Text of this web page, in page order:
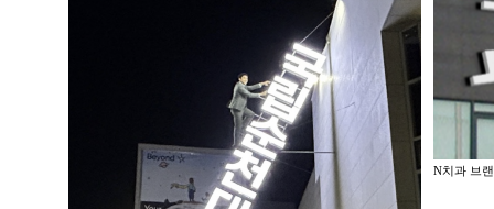
N치과 브